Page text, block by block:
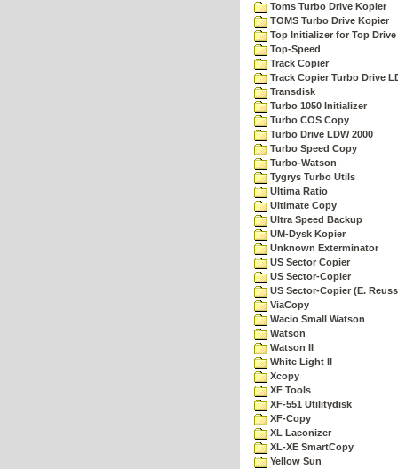
Toms Turbo Drive Kopier
TOMS Turbo Drive Kopier
Top Initializer for Top Drive
Top-Speed
Track Copier
Track Copier Turbo Drive
Transdisk
Turbo 1050 Initializer
Turbo COS Copy
Turbo Drive LDW 2000
Turbo Speed Copy
Turbo-Watson
Tygrys Turbo Utils
Ultima Ratio
Ultimate Copy
Ultra Speed Backup
UM-Dysk Kopier
Unknown Exterminator
US Sector Copier
US Sector-Copier
US Sector-Copier (E.
ViaCopy
Wacio Small Watson
Watson
Watson II
White Light II
Xcopy
XF Tools
XF-551 Utilitydisk
XF-Copy
XL Laconizer
XL-XE SmartCopy
Yellow Sun